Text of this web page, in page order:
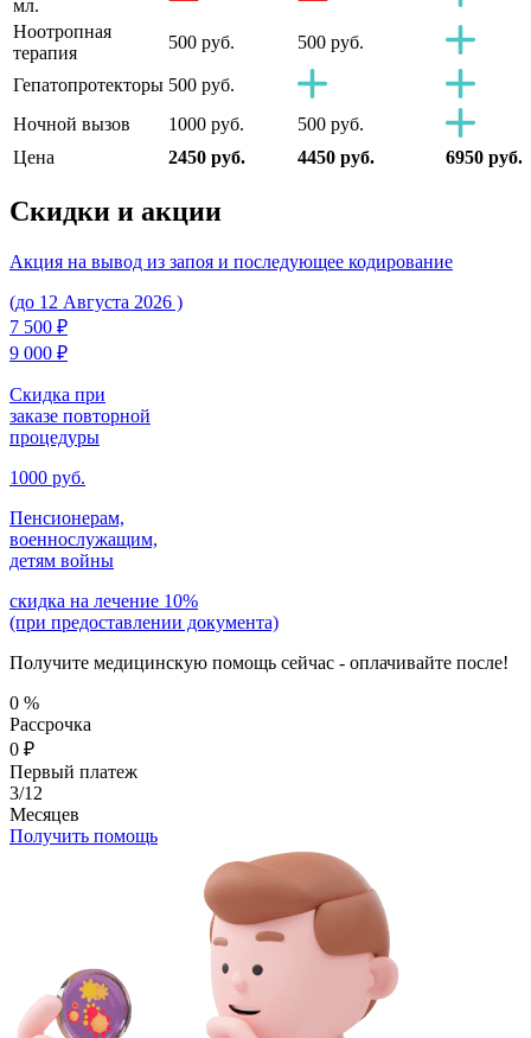
мл.
Ноотропная
терапия
500 руб. 500 руб.
Гепатопротекторы 500 руб.
Ночной вызов
1000 руб.
500 руб.
Цена
2450 руб. 4450 руб. 6950 руб.
Скидки и акции
Акция на вывод из запоя и последующее кодирование
(до 12 Августа 2026 )
7 500 ₽
9 000 ₽
Скидка при
заказе повторной
процедуры
1000 руб.
Пенсионерам,
военнослужащим,
детям войны
скидка на лечение 10%
(при предоставлении документа)
Получите медицинскую помощь сейчас - оплачивайте после!
0 %
Рассрочка
0 ₽
Первый платеж
3/12
Месяцев
Получить помощь